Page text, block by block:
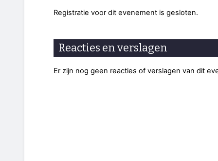
Registratie voor dit evenement is gesloten.
Reacties en verslagen
Er zijn nog geen reacties of verslagen van dit